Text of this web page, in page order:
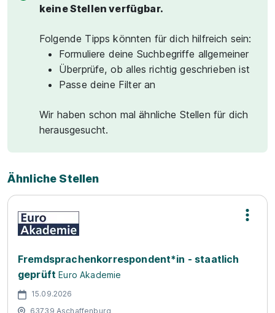
keine Stellen verfügbar.
Folgende Tipps könnten für dich hilfreich sein:
Formuliere deine Suchbegriffe allgemeiner
Überprüfe, ob alles richtig geschrieben ist
Passe deine Filter an
Wir haben schon mal ähnliche Stellen für dich
herausgesucht.
Ähnliche Stellen
Fremdsprachenkorrespondent*in - staatlich
geprüft Euro Akademie
15.09.2026
63739 Aschaffenburg